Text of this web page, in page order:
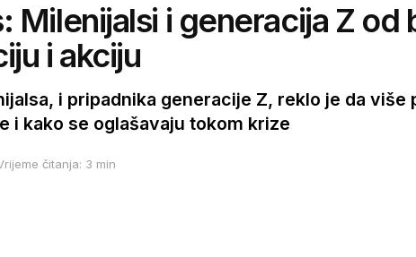
Milenijalsi i generacija Z
i akciju
i pripadnika generacije Z, reklo je da
i kako se oglašavaju tokom krize
čitanja: 3 min